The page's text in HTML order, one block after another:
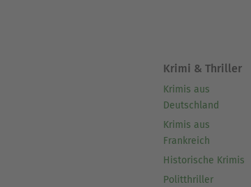
Krimi & Thriller
Krimis aus
Deutschland
Krimis aus
Frankreich
Historische Krimis
Politthriller